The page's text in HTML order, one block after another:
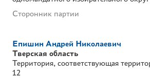
Сторонник партии
Епишин Андрей Николаевич
Тверская область
Территория, соответствующая
12